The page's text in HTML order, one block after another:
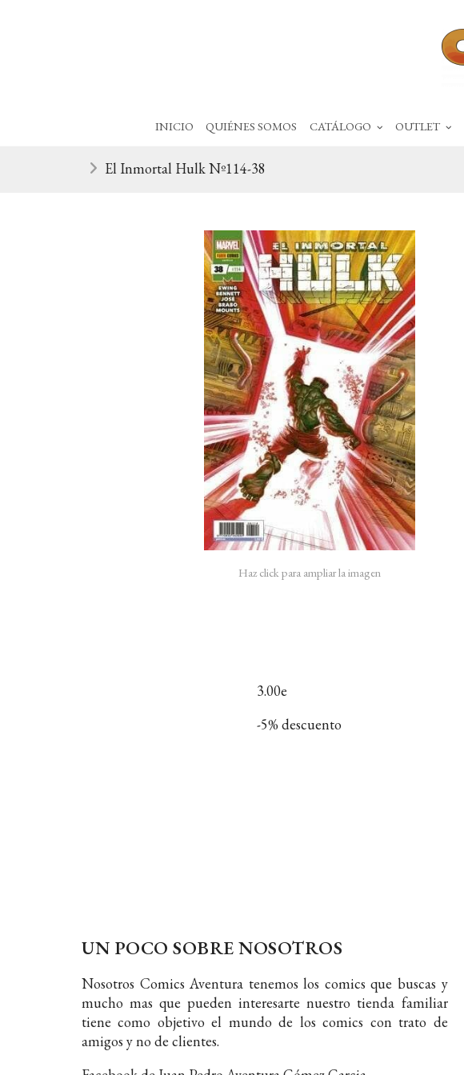
INICIO QUIÉNES SOMOS CATÁLOGO OUTLET
El Inmortal Hulk Nº114-38
Haz click para ampliar la imagen
3.00e
-5% descuento
UN POCO SOBRE NOSOTROS
Nosotros Comics Aventura tenemos los comics que buscas y
mucho mas que pueden interesarte nuestro tienda familiar
tiene como objetivo el mundo de los comics con trato de
amigos y no de clientes.